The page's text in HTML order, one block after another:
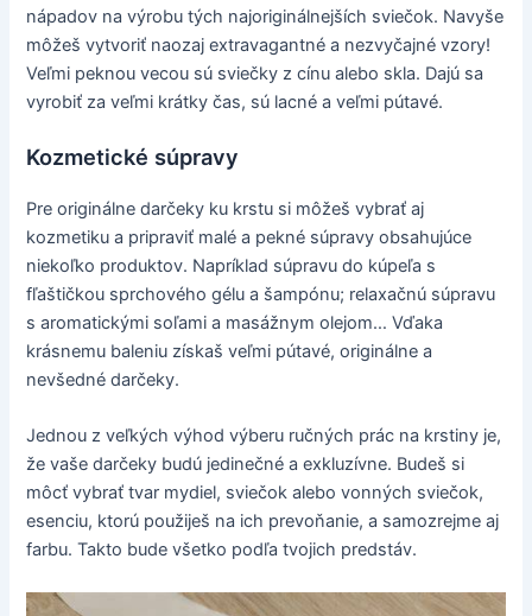
nápadov na výrobu tých najoriginálnejších sviečok. Navyše
môžeš vytvoriť naozaj extravagantné a nezvyčajné vzory!
Veľmi peknou vecou sú sviečky z cínu alebo skla. Dajú sa
vyrobiť za veľmi krátky čas, sú lacné a veľmi pútavé.
Kozmetické súpravy
Pre originálne darčeky ku krstu si môžeš vybrať aj
kozmetiku a pripraviť malé a pekné súpravy obsahujúce
niekoľko produktov. Napríklad súpravu do kúpeľa s
fľaštičkou sprchového gélu a šampónu; relaxačnú súpravu
s aromatickými soľami a masážnym olejom… Vďaka
krásnemu baleniu získaš veľmi pútavé, originálne a
nevšedné darčeky.
Jednou z veľkých výhod výberu ručných prác na krstiny je,
že vaše darčeky budú jedinečné a exkluzívne. Budeš si
môcť vybrať tvar mydiel, sviečok alebo vonných sviečok,
esenciu, ktorú použiješ na ich prevoňanie, a samozrejme aj
farbu. Takto bude všetko podľa tvojich predstáv.